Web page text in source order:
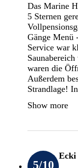
Das Marine
5 Sternen
Gänge Menü
Service war
waren die
Außerdem
Strandlage!
Show more
5/10
Ecki